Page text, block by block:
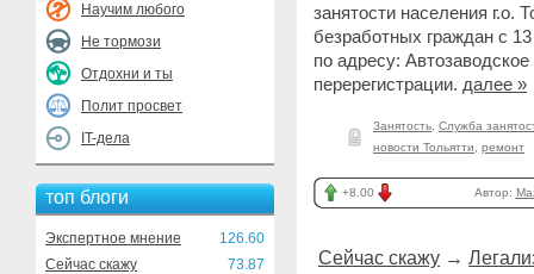
Научим любого
Не тормози
Отдохни и ты
Полит просвет
IT-дела
топ блоги
Экспертное мнение
126.60
Сейчас скажу
73.87
занятости населения г.о.
безработных граждан с
по адресу:
перерегистрации. далее »
Занятость Служба
новости Тольятти
ремонт
+8.00 Автор:
Сейчас скажу →